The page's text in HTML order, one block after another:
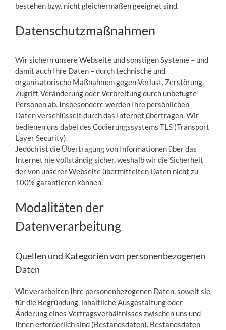
bestehen bzw. nicht gleichermaßen geeignet sind.
Datenschutzmaßnahmen
Wir sichern unsere Webseite und sonstigen Systeme – und
damit auch Ihre Daten – durch technische und
organisatorische Maßnahmen gegen Verlust, Zerstörung,
Zugriff, Veränderung oder Verbreitung durch unbefugte
Personen ab. Insbesondere werden Ihre persönlichen
Daten verschlüsselt durch das Internet übertragen. Wir
bedienen uns dabei des Codierungssystems TLS (Transport
Layer Security).
Jedoch ist die Übertragung von Informationen über das
Internet nie vollständig sicher, weshalb wir die Sicherheit
der von unserer Webseite übermittelten Daten nicht zu
100% garantieren können.
Modalitäten der
Datenverarbeitung
Quellen und Kategorien von personenbezogenen
Daten
Wir verarbeiten Ihre personenbezogenen Daten, soweit sie
für die Begründung, inhaltliche Ausgestaltung oder
Änderung eines Vertragsverhältnisses zwischen uns und
Ihnen erforderlich sind (Bestandsdaten). Bestandsdaten